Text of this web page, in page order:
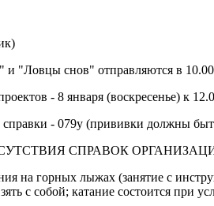
и "Ловцы снов" отправляются в
- 8 января (воскресенье) к
- 079у (прививки должны
СПРАВОК
на горных лыжах (занятие с
с собой; катание состоится при